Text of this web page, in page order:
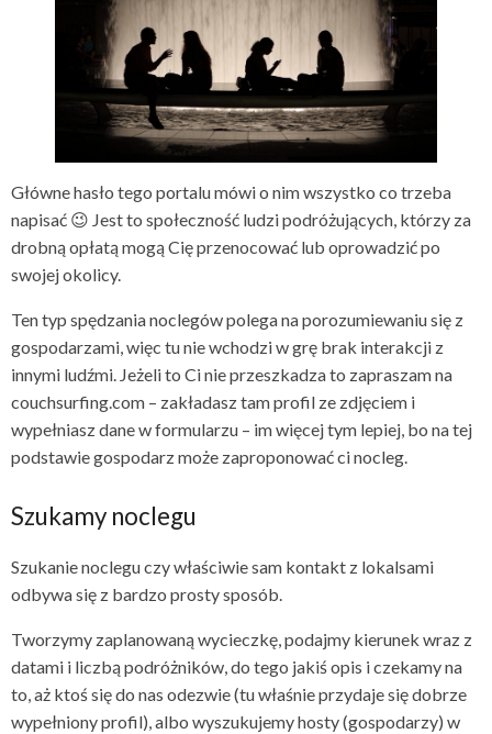
Główne hasło tego portalu mówi o nim wszystko co trzeba
napisać 😉 Jest to społeczność ludzi podróżujących, którzy za
drobną opłatą mogą Cię przenocować lub oprowadzić po
swojej okolicy.
Ten typ spędzania noclegów polega na porozumiewaniu się z
gospodarzami, więc tu nie wchodzi w grę brak interakcji z
innymi ludźmi. Jeżeli to Ci nie przeszkadza to zapraszam na
couchsurfing.com – zakładasz tam profil ze zdjęciem i
wypełniasz dane w formularzu – im więcej tym lepiej, bo na tej
podstawie gospodarz może zaproponować ci nocleg.
Szukamy noclegu
Szukanie noclegu czy właściwie sam kontakt z lokalsami
odbywa się z bardzo prosty sposób.
Tworzymy zaplanowaną wycieczkę, podajmy kierunek wraz z
datami i liczbą podróżników, do tego jakiś opis i czekamy na
to, aż ktoś się do nas odezwie (tu właśnie przydaje się dobrze
wypełniony profil), albo wyszukujemy hosty (gospodarzy) w